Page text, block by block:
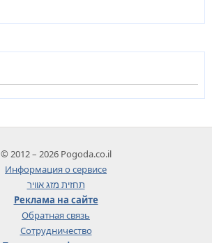
© 2012 – 2026 Pogoda.co.il
Информация о сервисе
תחזית מזג אוויר
Реклама на сайте
Обратная связь
Сотрудничество